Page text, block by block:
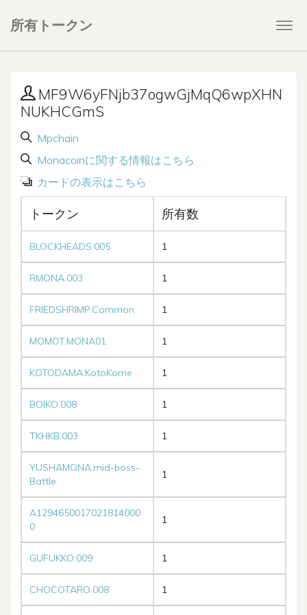
所有トークン
MF9W6yFNjb37ogwGjMqQ6wpXHN
NUKHCGmS
Mpchain
Monacoinに関する情報はこちら
カードの表示はこちら
トークン 所有数
BLOCKHEADS.005 1
RMONA.003 1
FRIEDSHRIMP.Common 1
MOMOT.MONA01 1
KOTODAMA.KotoKome 1
BOIKO.008 1
TKHKB.003 1
YUSHAMONA.mid-boss-
Battle
1
A1294650017021814000
0
1
GUFUKKO.009 1
CHOCOTARO.008 1